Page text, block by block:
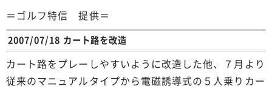
＝ゴルフ特信 提供＝
2007/07/18 カート路を改造
カート路をプレーしやすいように改造した他、７月より
従来のマニュアルタイプから電磁誘導式の５人乗りカー